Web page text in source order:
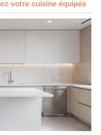
votre cuisine équipée